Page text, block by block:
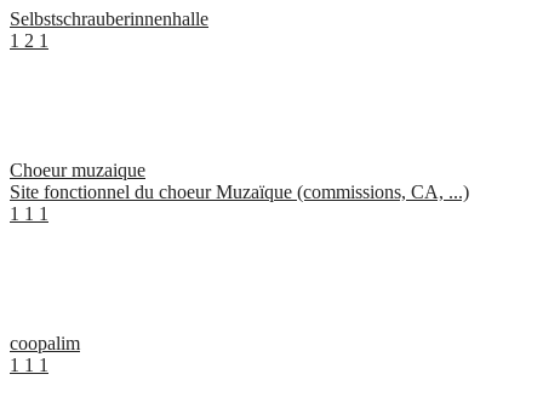
Selbstschrauberinnenhalle
1 2 1
Choeur muzaique
Site fonctionnel du choeur Muzaïque (commissions, CA, ...)
1 1 1
coopalim
1 1 1